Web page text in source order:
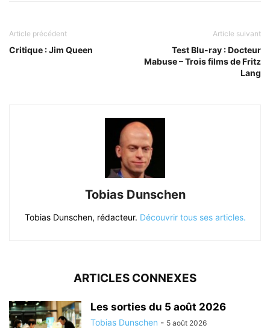
Article précédent
Critique : Jim Queen
Article suivant
Test Blu-ray : Docteur
Mabuse – Trois films de Fritz
Lang
Tobias Dunschen
Tobias Dunschen, rédacteur. Découvrir tous ses articles.
ARTICLES CONNEXES
Les sorties du 5 août 2026
Tobias Dunschen - 5 août 2026